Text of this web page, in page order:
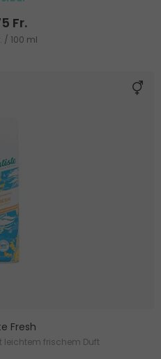
Fr.
/ 100 ml
Fresh
frischem Duft